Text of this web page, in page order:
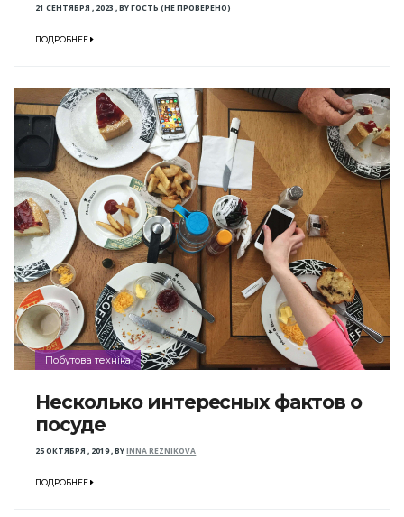
21 СЕНТЯБРЯ , 2023 ,BYГОСТЬ (НЕ ПРОВЕРЕНО)
ПОДРОБНЕЕ
Побутова техніка
Несколько интересных фактов о
посуде
25 ОКТЯБРЯ , 2019,BYINNA REZNIKOVA
ПОДРОБНЕЕ